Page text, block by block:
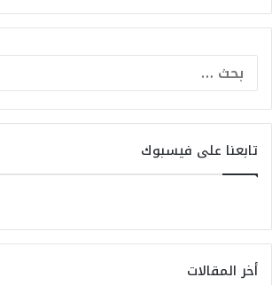
تابعنا على فيسبوك
أخر المقالات